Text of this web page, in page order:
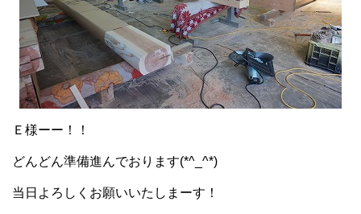
Ｅ様ーー！！
どんどん準備進んでおります(*^_^*)
当日よろしくお願いいたしまーす！